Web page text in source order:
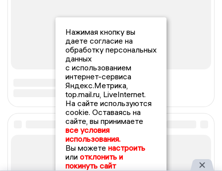
Нажимая кнопку вы
даете согласие на
обработку персональных
данных
с использованием
интернет-сервиса
Яндекс.Метрика,
top.mail.ru, LiveInternet.
На сайте используются
cookie. Оставаясь на
сайте, вы принимаете
все условия
использования.
Вы можете настроить
или отклонить и
покинуть сайт